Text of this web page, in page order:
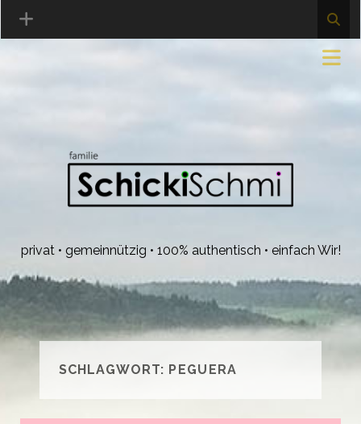
privat • gemeinnützig • 100% authentisch • einfach Wir!
SCHLAGWORT: PEGUERA